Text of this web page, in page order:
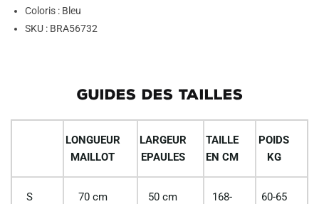
Coloris : Bleu
SKU : BRA56732
GUIDES DES TAILLES
LONGUEUR
MAILLOT
LARGEUR
EPAULES
TAILLE
EN CM
POIDS
KG
S 70 cm 50 cm
168-
60-65